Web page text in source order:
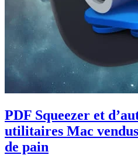
PDF Squeezer et
utilitaires Mac
de pain